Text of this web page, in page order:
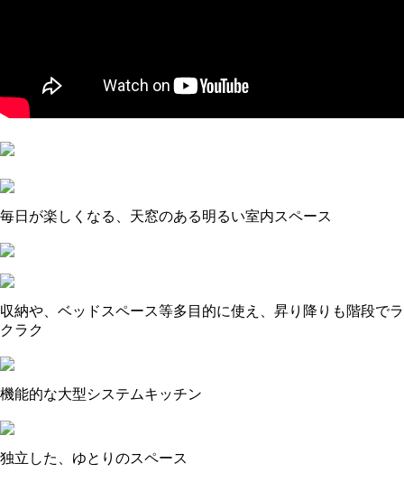
毎日が楽しくなる、天窓のある明るい室内スペース
収納や、ベッドスペース等多目的に使え、昇り降りも階段でラ
クラク
機能的な大型システムキッチン
独立した、ゆとりのスペース